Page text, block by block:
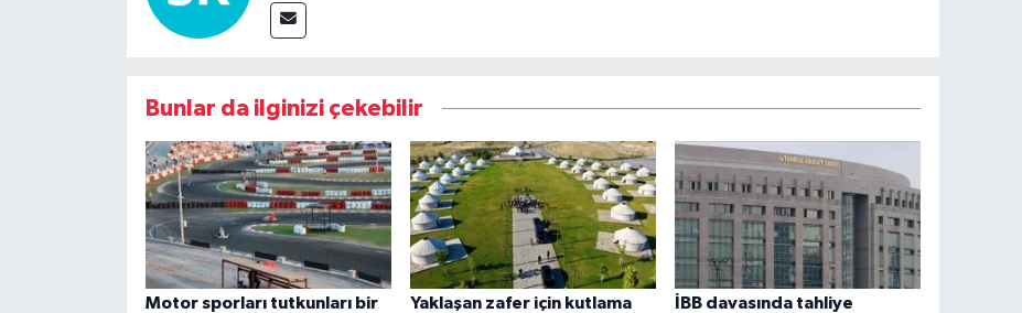
Bunlar da ilginizi çekebilir
Motor sporları tutkunları bir
Yaklaşan zafer için kutlama
İBB davasında tahliye